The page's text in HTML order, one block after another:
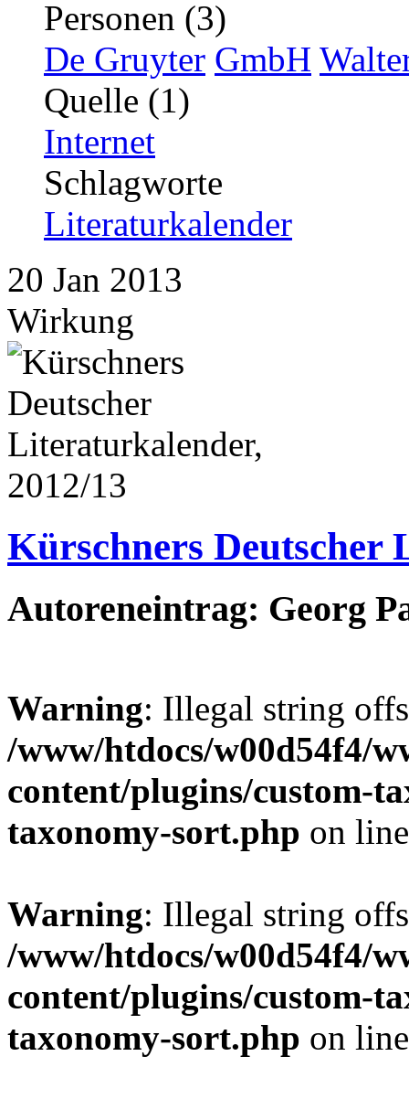
Personen (3)
De Gruyter GmbH
Quelle (1)
Internet
Schlagworte
Literaturkalender
20 Jan 2013
Wirkung
Kürschners Deutscher
Autoreneintrag: Georg
Warning: Illegal string
/www/htdocs/w00d54f4/
content/plugins/custom-
taxonomy-sort.php on
Warning: Illegal string
/www/htdocs/w00d54f4/
content/plugins/custom-
taxonomy-sort.php on